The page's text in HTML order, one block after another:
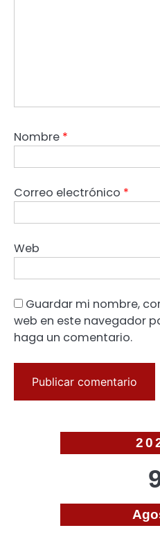
Nombre *
Correo electrónico *
Web
Guardar mi nombre,
web en este navegador
haga un comentario.